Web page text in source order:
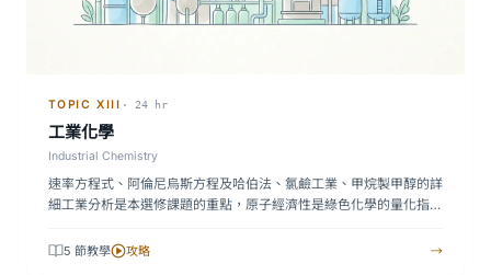
TOPIC XIII · 24 hr
工業化學
Industrial Chemistry
速率方程式、阿倫尼烏斯方程及哈伯法、氯鹼工業、甲烷製甲醇的詳
細工業分析是本選修課題的重點，原子經濟性是綠色化學的量化指
5 節教學 攻略 →